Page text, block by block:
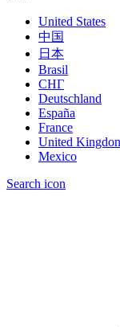
United States
中国
日本
Brasil
СНГ
Deutschland
España
France
United
Mexico
Search icon